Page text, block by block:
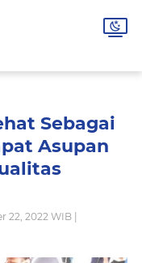
Sebagai
Asupan
22, 2022 WIB |